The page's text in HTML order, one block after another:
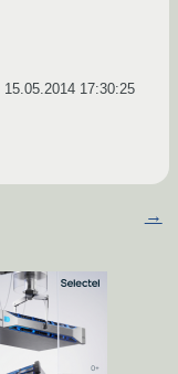
15.05.2014 17:30:25
→